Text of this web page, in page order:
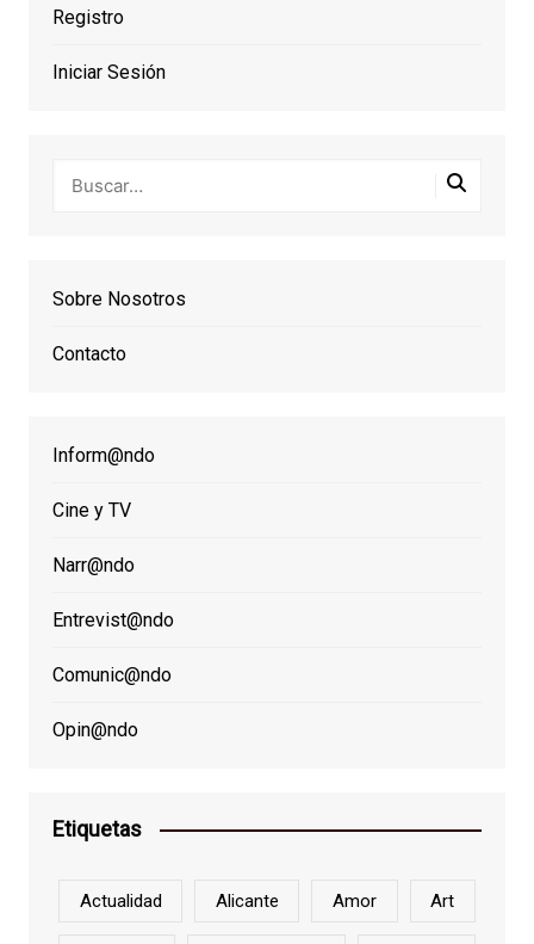
Registro
Iniciar Sesión
Sobre Nosotros
Contacto
Inform@ndo
Cine y TV
Narr@ndo
Entrevist@ndo
Comunic@ndo
Opin@ndo
Etiquetas
Actualidad Alicante Amor Art